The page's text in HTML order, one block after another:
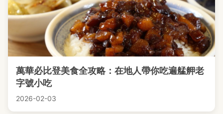
萬華必比登美食全攻略：在地人帶你吃遍艋舺老
字號小吃
2026-02-03